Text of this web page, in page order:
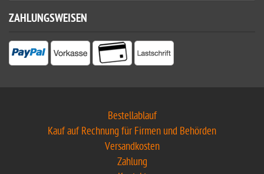
ZAHLUNGSWEISEN
Bestellablauf
Kauf auf Rechnung für Firmen und Behörden
Versandkosten
Zahlung